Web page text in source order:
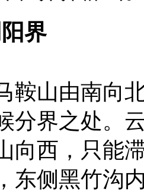
界
鞍山由南向
分界之处。
向西，只能
东侧黑竹沟